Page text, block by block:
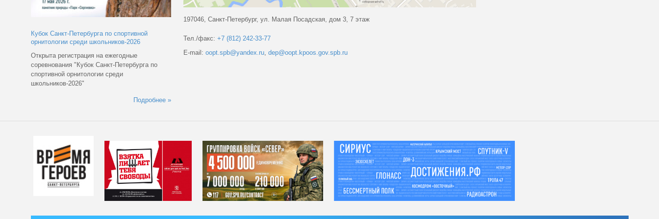
по спортивной
2026
ежегодные
Петербурга по
До 15 мая принимаем заявки на проведение
эколого-просветительских мероприятий
197046, Санкт-Петербург, ул. Малая Посадская, дом 3, 7 этаж
Тел./факс: +7 (812) 242-33-77
E-mail: oopt.spb@yandex.ru, dep@oopt.kpoos.gov.spb.ru